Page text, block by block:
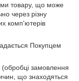
товару, що може
через різну
комп'ютерів
Покупцем
(обробці замовлення
що знаходяться